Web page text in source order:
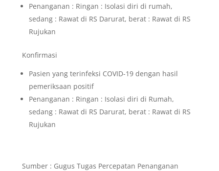
Penanganan : Ringan : Isolasi diri di rumah,
sedang : Rawat di RS Darurat, berat : Rawat di RS
Rujukan
Konfirmasi
Pasien yang terinfeksi COVID-19 dengan hasil
pemeriksaan positif
Penanganan : Ringan : Isolasi diri di Rumah,
sedang : Rawat di RS Darurat, berat : Rawat di RS
Rujukan
Sumber : Gugus Tugas Percepatan Penanganan